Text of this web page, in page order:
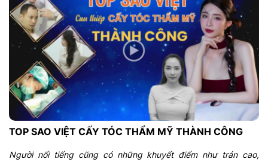
TOP SAO VIỆT CẤY TÓC THẨM MỸ THÀNH CÔNG
Người nổi tiếng cũng có những khuyết điểm như trán cao,